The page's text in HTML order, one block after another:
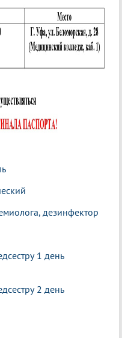
дезинфектор
1 день
2 день